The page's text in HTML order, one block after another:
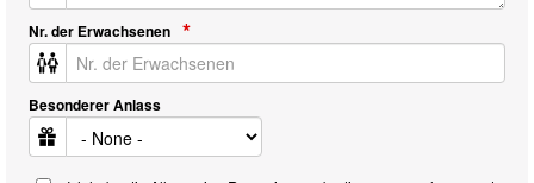
Nr. der Erwachsenen
Besonderer Anlass